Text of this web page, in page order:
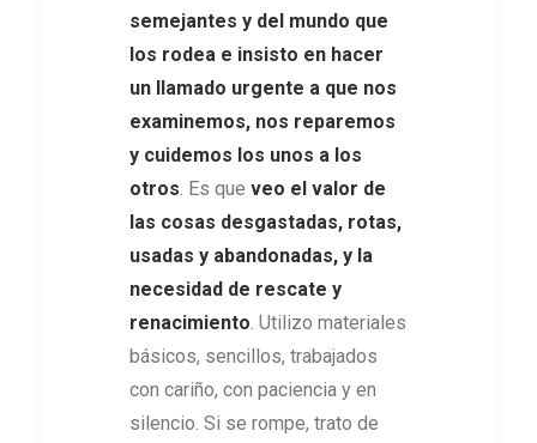
semejantes y del mundo que
los rodea e insisto en hacer
un llamado urgente a que nos
examinemos, nos reparemos
y cuidemos los unos a los
otros. Es que veo el valor de
las cosas desgastadas, rotas,
usadas y abandonadas, y la
necesidad de rescate y
renacimiento. Utilizo materiales
básicos, sencillos, trabajados
con cariño, con paciencia y en
silencio. Si se rompe, trato de